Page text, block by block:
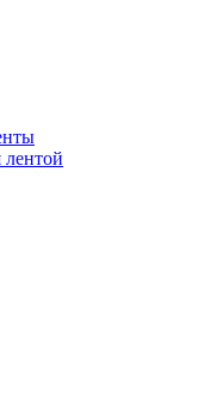
лентой